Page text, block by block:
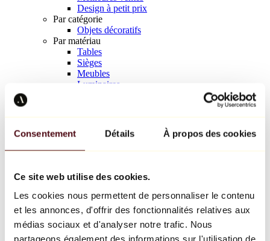
Consentement Détails À propos des cookies
Ce site web utilise des cookies.
Les cookies nous permettent de personnaliser le contenu
et les annonces, d'offrir des fonctionnalités relatives aux
médias sociaux et d'analyser notre trafic. Nous
partageons également des informations sur l'utilisation de
Design à petit prix
Par catégorie
Objets décoratifs
Par matériau
Tables
Sièges
Meubles
Luminaires
Richard Orlinski
Keith Haring
Jeff Koons
Jean-Michel Basquiat
Tous les designers
Œuvre de la semaine